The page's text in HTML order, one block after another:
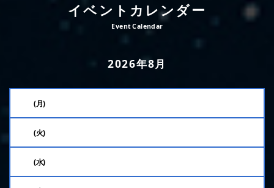
イベントカレンダー
2026年8月